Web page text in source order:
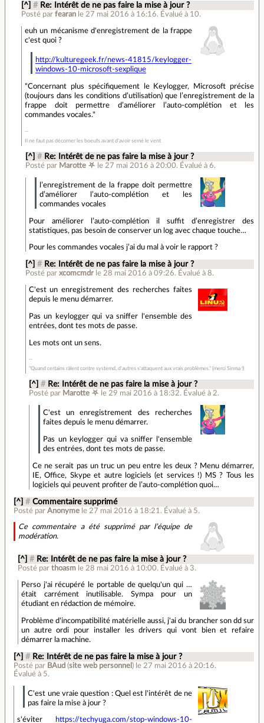
[^] # Re: Intérêt de ne pas faire la mise à jour ?
Posté parfearan le 27 mai 2016 à 16:16. Évalué à 10.
euh un mécanisme d'enregistrement de la frappe
c'est quoi ?
http://kulturegeek.fr/news-41815/keylogger-
windows-10-microsoft-sexplique
"Concernant plus spécifiquement le Keylogger, Microsoft précise
(toujours dans les conditions d’utilisation) que l’enregistrement de la
frappe doit permettre d’améliorer l’auto-complétion et les
commandes vocales."
Il ne faut pas décorner les boeufs avant d'avoir semé le vent
[^] # Re: Intérêt de ne pas faire la mise à jour ?
Posté par Marotte ⛧ le 27 mai 2016 à 20:00. Évalué à 6.
l’enregistrement de la frappe doit permettre
d’améliorer l’auto-complétion et les
commandes vocales
Pour améliorer l’auto-complétion il suffit d’enregistrer des
statistiques, pas besoin de conserver un log avec chaque touche…
Pour les commandes vocales j’ai du mal à voir le rapport ?
[^] # Re: Intérêt de ne pas faire la mise à jour ?
Posté par xcomcmdr le 28 mai 2016 à 09:26. Évalué à 8.
C'est un enregistrement des recherches faites
depuis le menu démarrer.
Pas un keylogger qui va sniffer l'ensemble des
entrées, dont tes mots de passe.
Les mots ont un sens.
"Quand certains râlent contre systemd, d'autres s'attaquent aux vrais problèmes." (merci Sinma !)
[^] # Re: Intérêt de ne pas faire la mise à jour ?
Posté par Marotte ⛧ le 29 mai 2016 à 18:32.Évalué à 2.
C'est un enregistrement des recherches
faites depuis le menu démarrer.
Pas un keylogger qui va sniffer l'ensemble
des entrées, dont tes mots de passe.
Ce ne serait pas un truc un peu entre les deux ? Menu démarrer,
IE, Office, Skype et autre logiciels (et services !) MS ? Tous les
logiciels qui peuvent profiter de l’auto-complétion quoi…
[^] # Commentaire supprimé
Posté parAnonyme le 27 mai 2016 à 18:21 . Évalué à 5.
Ce commentaire a été supprimé par l’équipe de
modération.
[^] # Re: Intérêt de ne pas faire la mise à jour ?
Posté par thoasm le 28 mai 2016 à 10:00.Évalué à 3.
Perso j'ai récupéré le portable de quelqu'un qui …
était carrément inutilisable. Sympa pour un
étudiant en rédaction de mémoire.
Problème d'incompatibilité matérielle aussi, j'ai du brancher son dd sur
un autre ordi pour installer les drivers qui vont bien et refaire
démarrer la machine.
[^] # Re: Intérêt de ne pas faire la mise à jour ?
Posté par BAud (site web personnel ) le 27 mai 2016 à 20:16.
Évalué à 5.
C'est une vraie question : Quel est l'intérêt de ne
pas faire la mise à jour ?
s'éviter https://techyuga.com/stop-windows-10-